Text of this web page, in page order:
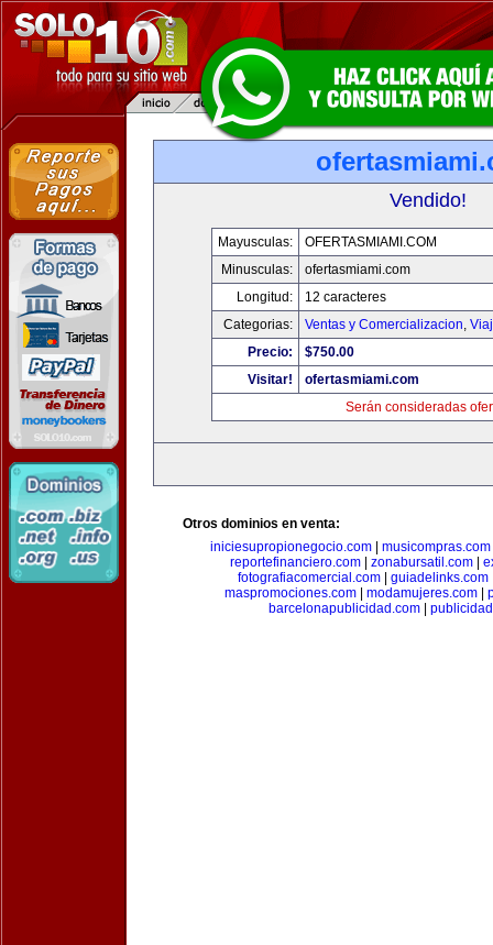
Vendido!
Mayusculas:
OFERTASMIAMI.COM
Minusculas:
ofertasmiami.com
Longitud:
12 caracteres
Categorias:
Ventas y Comercializacion,
Precio:
$750.00
Visitar!
ofertasmiami.com
Serán consideradas
Otros dominios en venta:
iniciesupropionegocio.com
musicompras.com
reportefinanciero.com| zonabursatil.com|
fotografiacomercial.com
guiadelinks.com
maspromociones.com
modamujeres.com
barcelonapublicidad.com|